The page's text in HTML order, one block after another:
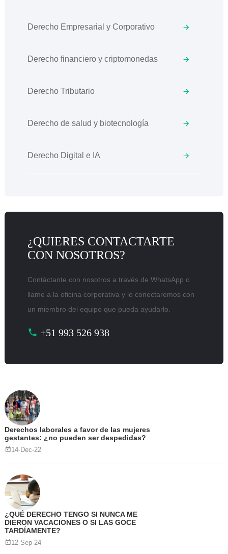
Derecho Empresarial y Corporativo
Derecho financiero y criptomonedas
Derecho Tributario
Derecho de salud y biotecnología
Derecho Digital e IA
¿QUIERES CONTACTARTE
CON NOSOTROS?
Contáctante con nosotros a través de WhatsApp o
llame a la oficina corporativa y lo conectaremos con
un miembro del equipo que pueda ayudarlo.
+51 993 526 938
Derechos laborales a favor de las mujeres
gestantes: ¿no pueden ser despedidas?
14-Dec-22
¿QUÉ DERECHO TENGO SI NUNCA ME
DIERON VACACIONES O SI LAS GOCE
TARDÍAMENTE?
12-Sep-24